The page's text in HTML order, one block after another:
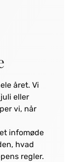
året. Vi
eller
vi, når
infomøde
hvad
regler.